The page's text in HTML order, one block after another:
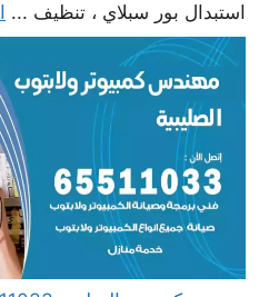
استبدال بور سبلاي ، تنظيف ...